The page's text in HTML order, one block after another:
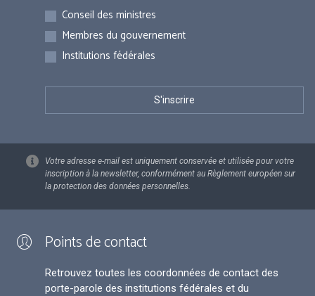
Inscriptions
Conseil des ministres
Membres du gouvernement
Institutions fédérales
Votre adresse e-mail est uniquement conservée et utilisée pour votre
inscription à la newsletter, conformément au Règlement européen sur
la protection des données personnelles.
Points de contact
Retrouvez toutes les coordonnées de contact des
porte-parole des institutions fédérales et du